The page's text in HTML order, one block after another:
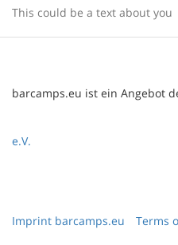
This could be a text about you
barcamps.eu ist ein Angebot
e.V.
Imprint barcamps.eu Terms